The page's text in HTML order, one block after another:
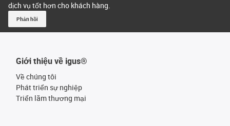
dịch vụ tốt hơn cho khách hàng.
Phản hồi
Giới thiệu về igus®
Về chúng tôi
Phát triển sự nghiệp
Triển lãm thương mại